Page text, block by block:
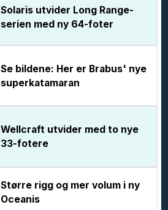
Solaris utvider Long Range-
serien med ny 64-foter
Se bildene: Her er Brabus' nye
superkatamaran
Wellcraft utvider med to nye
33-fotere
Større rigg og mer volum i ny
Oceanis